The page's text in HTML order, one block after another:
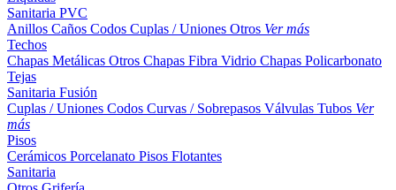
Sanitaria PVC
Anillos Caños Codos Cuplas / Uniones Otros Ver más
Techos
Chapas Metálicas Otros Chapas Fibra Vidrio Chapas Policarbonato
Tejas
Sanitaria Fusión
Cuplas / Uniones Codos Curvas / Sobrepasos Válvulas Tubos Ver
más
Pisos
Cerámicos Porcelanato Pisos Flotantes
Sanitaria